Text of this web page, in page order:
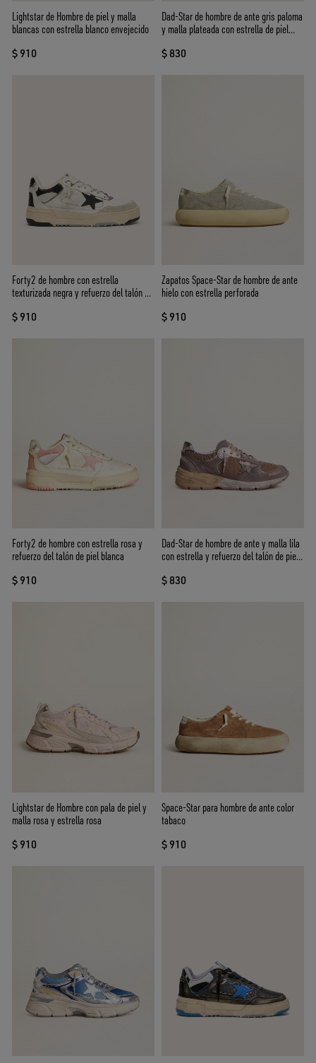
Lightstar de Hombre de piel y malla
blancas con estrella blanco envejecido
$ 910
Dad-Star de hombre de ante gris paloma
y malla plateada con estrella de piel
$ 830
Forty2 de hombre con estrella
texturizada negra y refuerzo del talón de
$ 910
Zapatos Space-Star de hombre de ante
hielo con estrella perforada
$ 910
Forty2 de hombre con estrella rosa y
refuerzo del talón de piel blanca
$ 910
Dad-Star de hombre de ante y malla lila
con estrella y refuerzo del talón de piel
$ 830
Lightstar de Hombre con pala de piel y
malla rosa y estrella rosa
$ 910
Space-Star para hombre de ante color
tabaco
$ 910